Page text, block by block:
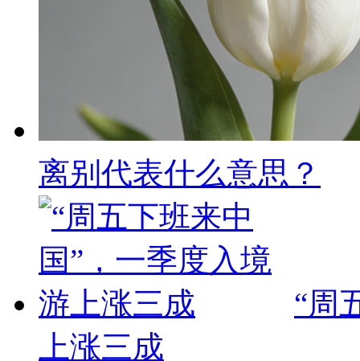
离别代表什么意思？
“周
上涨三成